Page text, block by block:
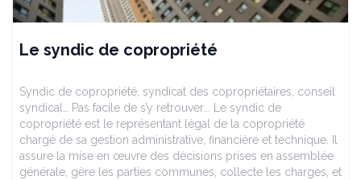
Le syndic de copropriété
Syndic de copropriété, syndicat des copropriétaires, conseil
syndical… Pas facile de s’y retrouver... Le syndic de
copropriété est le représentant légal de la copropriété
chargé de sa gestion administrative, financière et technique. Il
assure la mise en œuvre des décisions prises en assemblée
générale, gère les parties communes, collecte les charges, et